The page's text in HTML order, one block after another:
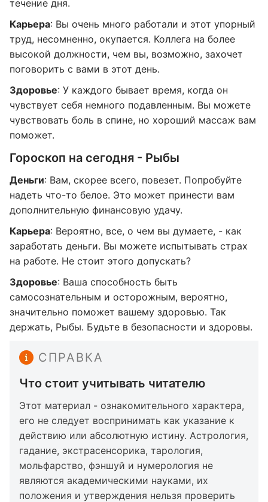
течение дня.
Карьера: Вы очень много работали и этот упорный
труд, несомненно, окупается. Коллега на более
высокой должности, чем вы, возможно, захочет
поговорить с вами в этот день.
Здоровье: У каждого бывает время, когда он
чувствует себя немного подавленным. Вы можете
чувствовать боль в спине, но хороший массаж вам
поможет.
Гороскоп на сегодня - Рыбы
Деньги: Вам, скорее всего, повезет. Попробуйте
надеть что-то белое. Это может принести вам
дополнительную финансовую удачу.
Карьера: Вероятно, все, о чем вы думаете, - как
заработать деньги. Вы можете испытывать страх
на работе. Не стоит этого допускать?
Здоровье: Ваша способность быть
самосознательным и осторожным, вероятно,
значительно поможет вашему здоровью. Так
держать, Рыбы. Будьте в безопасности и здоровы.
СПРАВКА
Что стоит учитывать читателю
Этот материал - ознакомительного характера,
его не следует воспринимать как указание к
действию или абсолютную истину. Астрология,
гадание, экстрасенсорика, тарология,
мольфарство, фэншуй и нумерология не
являются академическими науками, их
положения и утверждения нельзя проверить